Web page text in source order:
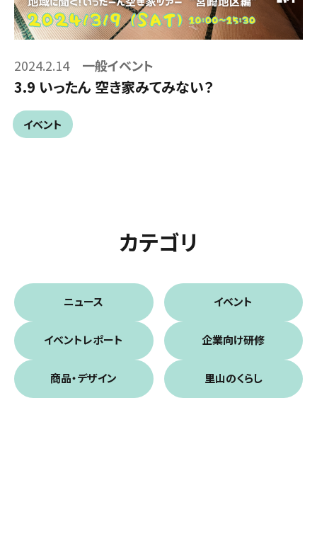
2024.2.14 一般イベント
3.9 いったん 空き家みてみない？
イベント
カテゴリ
ニュース イベント
イベントレポート 企業向け研修
商品・デザイン 里山のくらし